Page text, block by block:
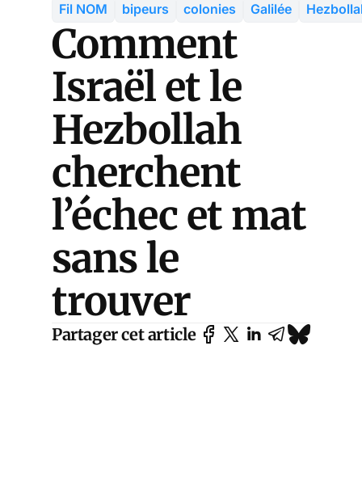
Fil NOM bipeurs colonies Galilée
Comment
Israël et le
Hezbollah
cherchent
l’échec et mat
sans le
trouver
Partager cet article